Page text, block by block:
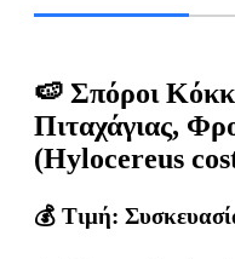
🍉 Σπόροι
Πιταχάγιας,
(Hylocereus
💰 Τιμή: